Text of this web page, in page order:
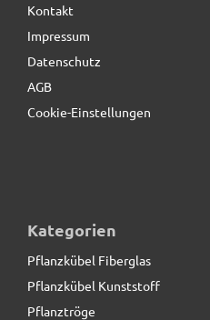
Kontakt
Impressum
Datenschutz
AGB
Cookie-Einstellungen
Kategorien
Pflanzkübel Fiberglas
Pflanzkübel Kunststoff
Pflanztröge